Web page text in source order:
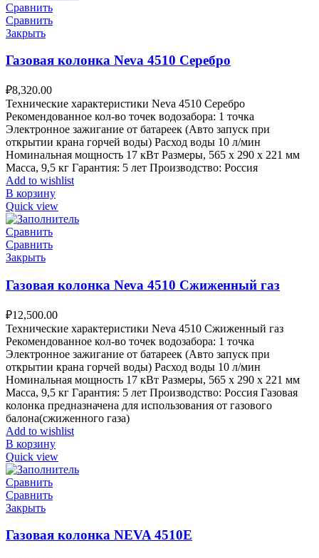
Сравнить
Сравнить
Закрыть
Газовая колонка Neva 4510 Серебро
₽8,320.00
Технические характеристики Neva 4510 Серебро
Рекомендованное кол-во точек водозабора: 1 точка
Электронное зажигание от батареек (Авто запуск при
открытии крана горчей воды) Расход воды 10 л/мин
Номинальная мощность 17 кВт Размеры, 565 х 290 х 221 мм
Масса, 9,5 кг Гарантия: 5 лет Производство: Россия
Add to wishlist
В корзину
Quick view
Сравнить
Сравнить
Закрыть
Газовая колонка Neva 4510 Сжиженный газ
₽12,500.00
Технические характеристики Neva 4510 Сжиженный газ
Рекомендованное кол-во точек водозабора: 1 точка
Электронное зажигание от батареек (Авто запуск при
открытии крана горчей воды) Расход воды 10 л/мин
Номинальная мощность 17 кВт Размеры, 565 х 290 х 221 мм
Масса, 9,5 кг Гарантия: 5 лет Производство: Россия Газовая
колонка предназначена для использования от газового
балона(сжиженного газа)
Add to wishlist
В корзину
Quick view
Сравнить
Сравнить
Закрыть
Газовая колонка NEVA 4510E